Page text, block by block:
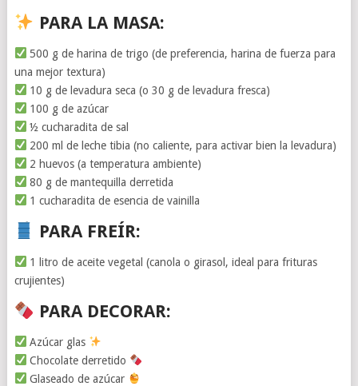
PARA LA MASA:
500 g de harina de trigo (de preferencia, harina de fuerza para
una mejor textura)
10 g de levadura seca (o 30 g de levadura fresca)
100 g de azúcar
½ cucharadita de sal
200 ml de leche tibia (no caliente, para activar bien la levadura)
2 huevos (a temperatura ambiente)
80 g de mantequilla derretida
1 cucharadita de esencia de vainilla
PARA FREÍR:
1 litro de aceite vegetal (canola o girasol, ideal para frituras
crujientes)
PARA DECORAR:
Azúcar glas
Chocolate derretido
Glaseado de azúcar